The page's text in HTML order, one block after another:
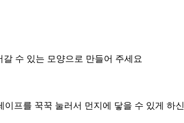
수 있는 모양으로 만들어 주세요
프를 꾹꾹 눌러서 먼지에 닿을 수 있게 하신